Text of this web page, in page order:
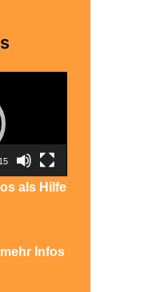
als Hilfe
Infos